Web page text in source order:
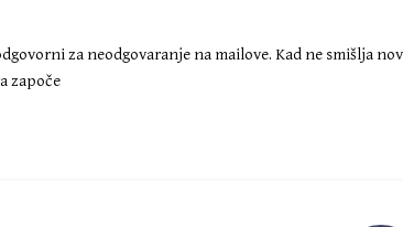
za neodgovaranje na mailove. Kad ne smišlja
započe